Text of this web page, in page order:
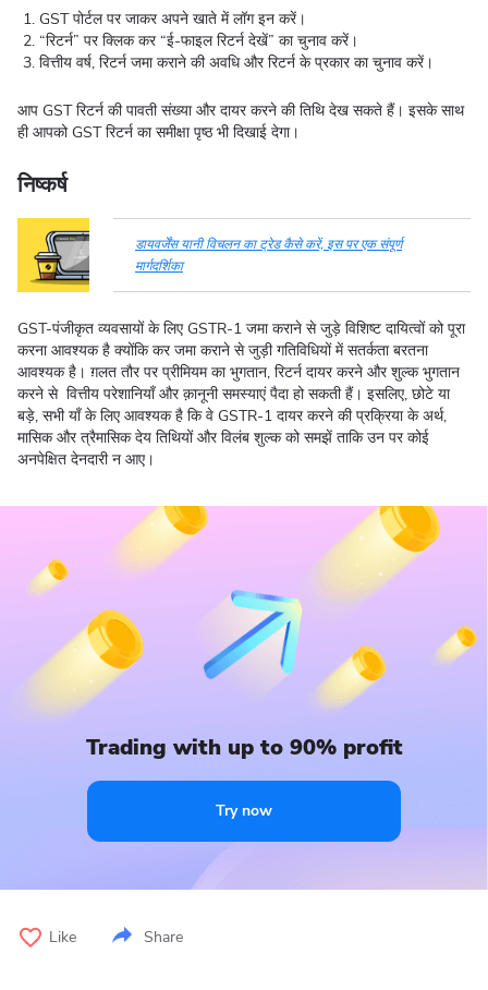
GST पोर्टल पर जाकर अपने खाते में लॉग इन करें।
“रिटर्न” पर क्लिक कर “ई-फाइल रिटर्न देखें” का चुनाव करें।
वित्तीय वर्ष, रिटर्न जमा कराने की अवधि और रिटर्न के प्रकार का चुनाव करें।
आप GST रिटर्न की पावती संख्या और दायर करने की तिथि देख सकते हैं। इसके साथ
ही आपको GST रिटर्न का समीक्षा पृष्ठ भी दिखाई देगा।
निष्कर्ष
डायवर्जेंस यानी विचलन का ट्रेड कैसे करें, इस पर एक संपूर्ण
मार्गदर्शिका
GST-पंजीकृत व्यवसायों के लिए GSTR-1 जमा कराने से जुड़े विशिष्ट दायित्वों को पूरा
करना आवश्यक है क्योंकि कर जमा कराने से जुड़ी गतिविधियों में सतर्कता बरतना
आवश्यक है। ग़लत तौर पर प्रीमियम का भुगतान, रिटर्न दायर करने और शुल्क भुगतान
करने से वित्तीय परेशानियाँ और क़ानूनी समस्याएं पैदा हो सकती हैं। इसलिए, छोटे या
बड़े, सभी याँ के लिए आवश्यक है कि वे GSTR-1 दायर करने की प्रक्रिया के अर्थ,
मासिक और त्रैमासिक देय तिथियों और विलंब शुल्क को समझें ताकि उन पर कोई
अनपेक्षित देनदारी न आए।
Trading with up to 90% profit
Try now
Like Share